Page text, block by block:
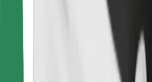
Для ресторанів
Bolt for Business
Постачальникам